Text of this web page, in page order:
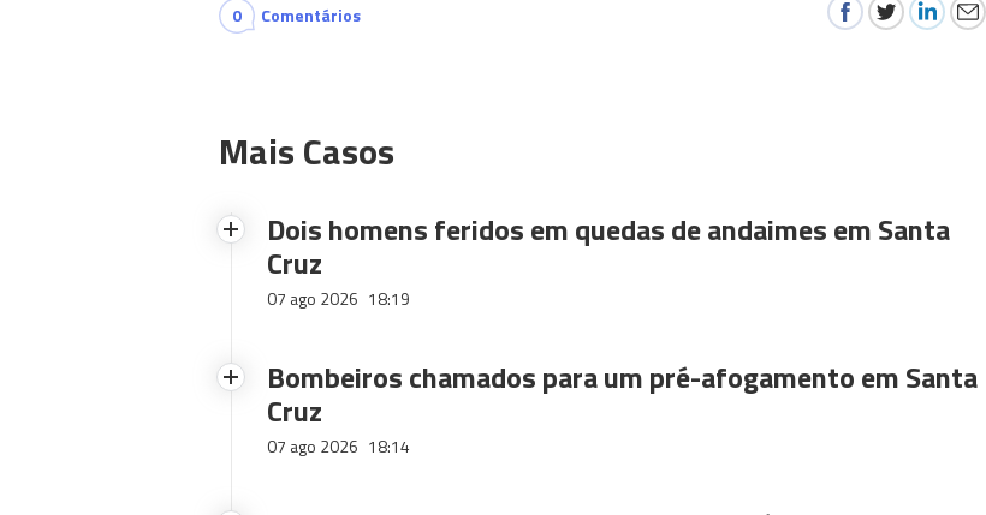
0 Comentários
Mais Casos
Dois homens feridos em quedas de andaimes em Santa
Cruz
07 ago 2026 18:19
Bombeiros chamados para um pré-afogamento em Santa
Cruz
07 ago 2026 18:14